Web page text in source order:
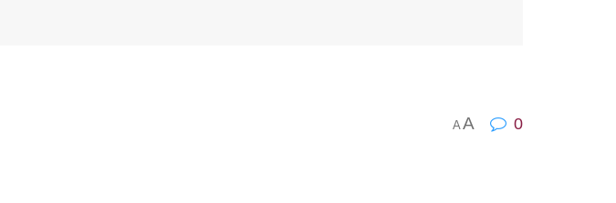
AA 0